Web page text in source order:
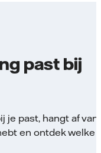
past bij
je past, hangt af van
en ontdek welke